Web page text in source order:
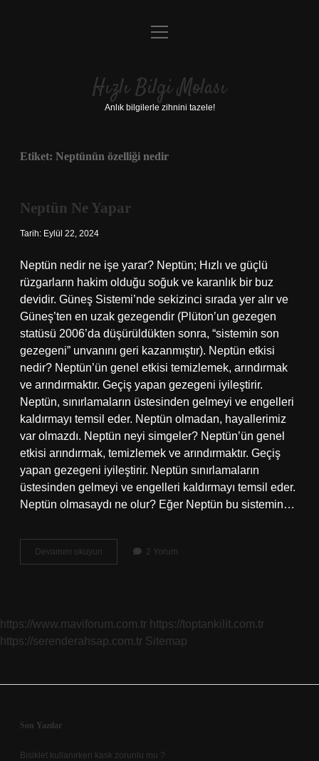
Anasayfa
Yasal Uyarı
menüyü
Hızlı Bilgi Molası
Anlık bilgilerle zihnini tazele!
Etiket: Neptünün özelliği nedir
Neptün Ne Yapar
Tarih: Eylül 22, 2024
Neptün nedir ne işe yarar? Neptün; Hızlı ve güçlü
rüzgarların hakim olduğu soğuk ve karanlık bir buz
devidir. Güneş Sistemi’nde sekizinci sırada yer alır ve
Güneş’ten en uzak gezegendir (Plüton’un gezegen
statüsü 2006’da düşürüldükten sonra, “sistemin son
gezegeni” unvanını geri kazanmıştır). Neptün etkisi
nedir? Neptün’ün genel etkisi temizlemek, arındırmak
ve arındırmaktır. Geçiş yapan gezegeni iyileştirir.
Neptün, sınırlamaların üstesinden gelmeyi ve engelleri
kaldırmayı temsil eder. Neptün olmadan, hayallerimiz
var olmazdı. Neptün neyi simgeler? Neptün’ün genel
etkisi arındırmak, temizlemek ve arındırmaktır. Geçiş
yapan gezegeni iyileştirir. Neptün sınırlamaların
üstesinden gelmeyi ve engelleri kaldırmayı temsil eder.
Neptün olmasaydı ne olur? Eğer Neptün bu sistemin…
Devamını okuyun
Ne
2 Yorum
https://www.maviforum.com.tr https://toptankilit.com.tr
https://serenderahsap.com.tr Sitemap
Sidebar
Son Yazılar
Bisiklet kullanırken kask zorunlu mu ?